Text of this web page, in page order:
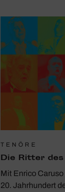
TENÖRE
Die Ritter
Mit Enrico
20. Jahrhundert